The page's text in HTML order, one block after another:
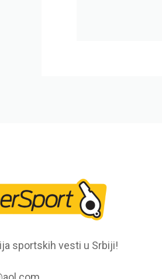
sportskih vesti u Srbiji!